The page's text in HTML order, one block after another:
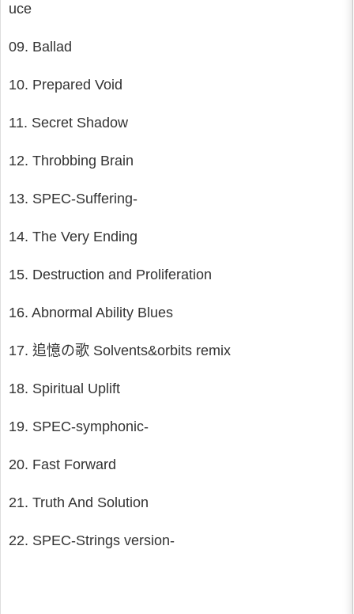
uce
09. Ballad
10. Prepared Void
11. Secret Shadow
12. Throbbing Brain
13. SPEC-Suffering-
14. The Very Ending
15. Destruction and Proliferation
16. Abnormal Ability Blues
17. 追憶の歌 Solvents&orbits remix
18. Spiritual Uplift
19. SPEC-symphonic-
20. Fast Forward
21. Truth And Solution
22. SPEC-Strings version-